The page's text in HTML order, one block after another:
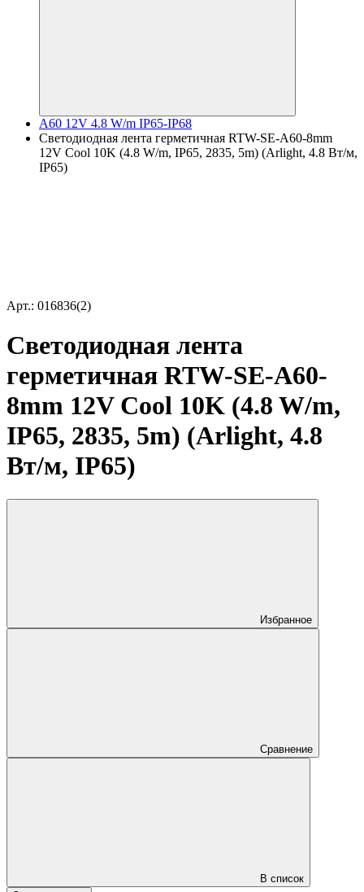
A60 12V 4.8 W/m IP65-IP68
Светодиодная лента герметичная RTW-SE-A60-8mm
12V Cool 10K (4.8 W/m, IP65, 2835, 5m) (Arlight, 4.8 Вт/м,
IP65)
Арт.: 016836(2)
Светодиодная лента
герметичная RTW-SE-A60-
8mm 12V Cool 10K (4.8 W/m,
IP65, 2835, 5m) (Arlight, 4.8
Вт/м, IP65)
Избранное
Сравнение
В список